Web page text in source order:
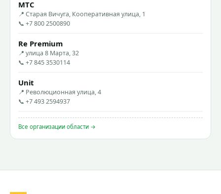
МТС
📍 Старая Вичуга, Кооперативная улица, 1
📞 +7 800 2500890
Re Premium
📍 улица 8 Марта, 32
📞 +7 845 3530114
Unit
📍 Революционная улица, 4
📞 +7 493 2594937
Все организации области →